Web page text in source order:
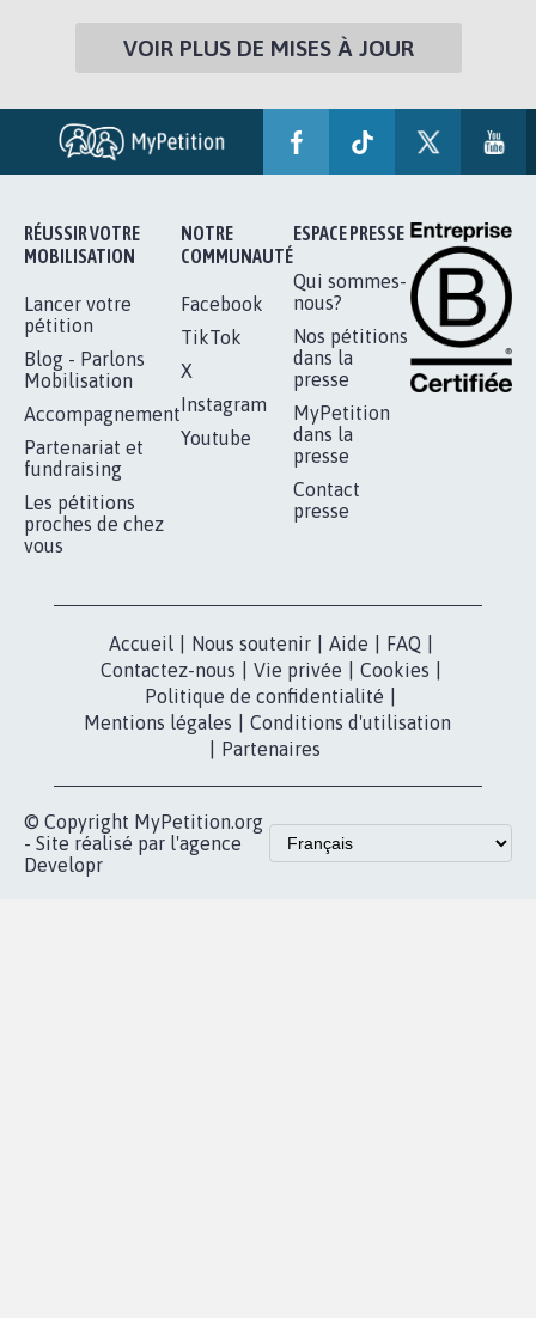
VOIR PLUS DE MISES À JOUR
RÉUSSIR VOTRE
MOBILISATION
Lancer votre
pétition
Blog - Parlons
Mobilisation
Accompagnement
Partenariat et
fundraising
Les pétitions
proches de chez
vous
NOTRE
COMMUNAUTÉ
Facebook
TikTok
X
Instagram
Youtube
ESPACE PRESSE
Qui sommes-
nous?
Nos pétitions
dans la
presse
MyPetition
dans la
presse
Contact
presse
Accueil Nous soutenir Aide FAQ
Contactez-nous
Vie privée Cookies
Politique de confidentialité
Mentions légales
Conditions d'utilisation
Partenaires
© Copyright MyPetition.org
- Site réalisé par l'agence
Developr